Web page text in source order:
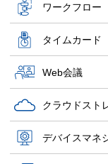
ワークフロー
タイムカード
Web会議
クラウドスト
デバイスマネ